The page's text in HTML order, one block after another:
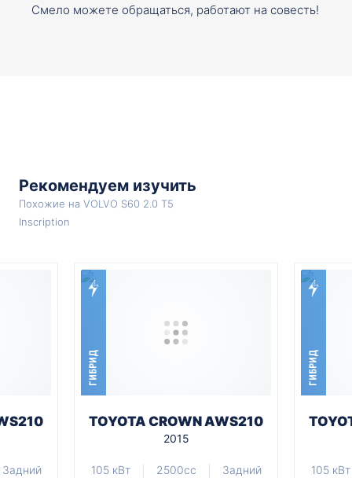
Смело можете обращаться, работают на совесть!
Рекомендуем изучить
Похожие на VOLVO S60 2.0 T5
Inscription
Задний
ГИБРИД
TOYOTA CROWN AWS210
2015
105 кВт 2500cc Задний
ГИБРИД
105 кВт